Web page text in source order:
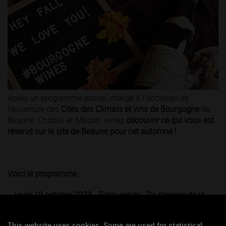
Après un programme estival chargé à l’occasion de
l’ouverture des Cités des Climats et vins de Bourgogne de
Beaune, Chablis et Mâcon, venez découvrir ce qui vous est
réservé sur le site de Beaune pour cet automne !
Voici le programme :
- Jeudi 19 octobre 2023 - Table ronde - De l’origine de la